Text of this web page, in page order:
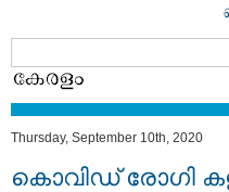
Thursday, September 10th, 2020
കൊവിഡ് രോഗി